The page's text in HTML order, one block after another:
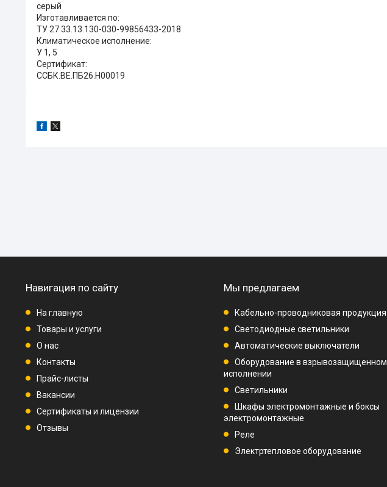
серый
Изготавливается по:
ТУ 27.33.13.130-030-99856433-2018
Климатическое исполнение:
У 1, 5
Сертификат:
ССБК.ВЕ.ПБ26.Н00019
Навигация по сайту
На главную
Товары и услуги
О нас
Контакты
Прайс-листы
Вакансии
Сертификаты и лицензии
Отзывы
Мы предлагаем
Кабельно-проводниковая продукция
Светодиодные светильники
Автоматические выключатели
Оборудование в взрывозащищенном
исполнении
Светильники
Шкафы электромонтажные и боксы
электромонтажные
Реле
Электртепловое оборудование